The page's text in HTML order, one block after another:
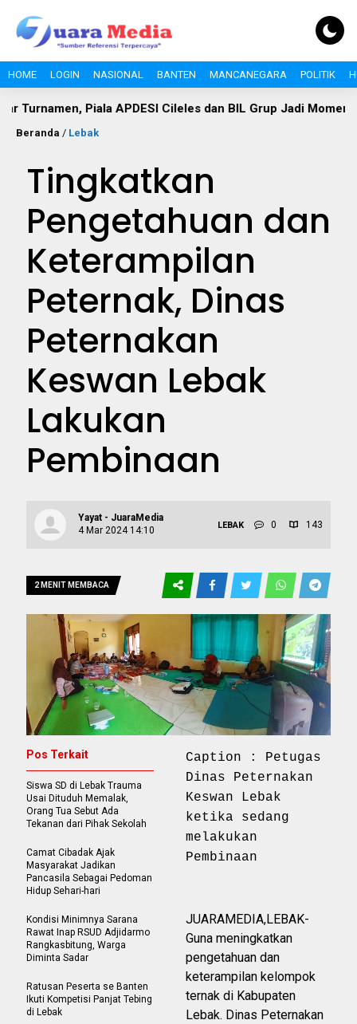
HOME LOGIN NASIONAL BANTEN MANCANEGARA POLITIK
Piala APDESI Cileles dan BIL Grup Jadi Momentum
Beranda / Lebak
Tingkatkan
Pengetahuan dan
Keterampilan
Peternak, Dinas
Peternakan
Keswan Lebak
Lakukan
Pembinaan
Yayat - JuaraMedia
4 Mar 2024 14:10
LEBAK 0 143
2 MENIT MEMBACA
Caption : Petugas
Dinas Peternakan
Keswan Lebak
ketika sedang
melakukan
Pembinaan
JUARAMEDIA,LEBAK-
Guna meningkatkan
pengetahuan dan
keterampilan kelompok
ternak di Kabupaten
Lebak. Dinas Peternakan
Pos Terkait
Siswa SD di Lebak Trauma
Usai Dituduh Memalak,
Orang Tua Sebut Ada
Tekanan dari Pihak Sekolah
Camat Cibadak Ajak
Masyarakat Jadikan
Pancasila Sebagai Pedoman
Hidup Sehari-hari
Kondisi Minimnya Sarana
Rawat Inap RSUD Adjidarmo
Rangkasbitung, Warga
Diminta Sadar
Ratusan Peserta se Banten
Ikuti Kompetisi Panjat Tebing
di Lebak